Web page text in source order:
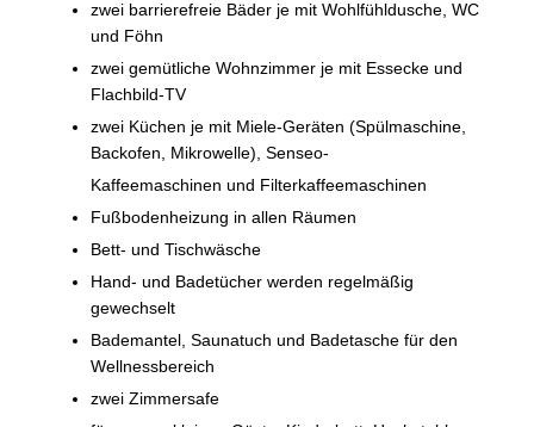
zwei barrierefreie Bäder je mit Wohlfühldusche, WC
und Föhn
zwei gemütliche Wohnzimmer je mit Essecke und
Flachbild-TV
zwei Küchen je mit Miele-Geräten (Spülmaschine,
Backofen, Mikrowelle), Senseo-
Kaffeemaschinen und Filterkaffeemaschinen
Fußbodenheizung in allen Räumen
Bett- und Tischwäsche
Hand- und Badetücher werden regelmäßig
gewechselt
Bademantel, Saunatuch und Badetasche für den
Wellnessbereich
zwei Zimmersafe